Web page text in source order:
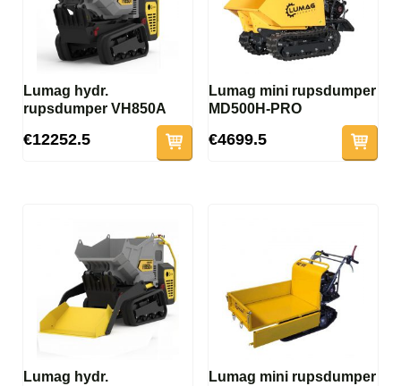
Lumag hydr.
rupsdumper VH850A
€12252.5
Lumag mini rupsdumper
MD500H-PRO
€4699.5
Lumag hydr.
Lumag mini rupsdumper